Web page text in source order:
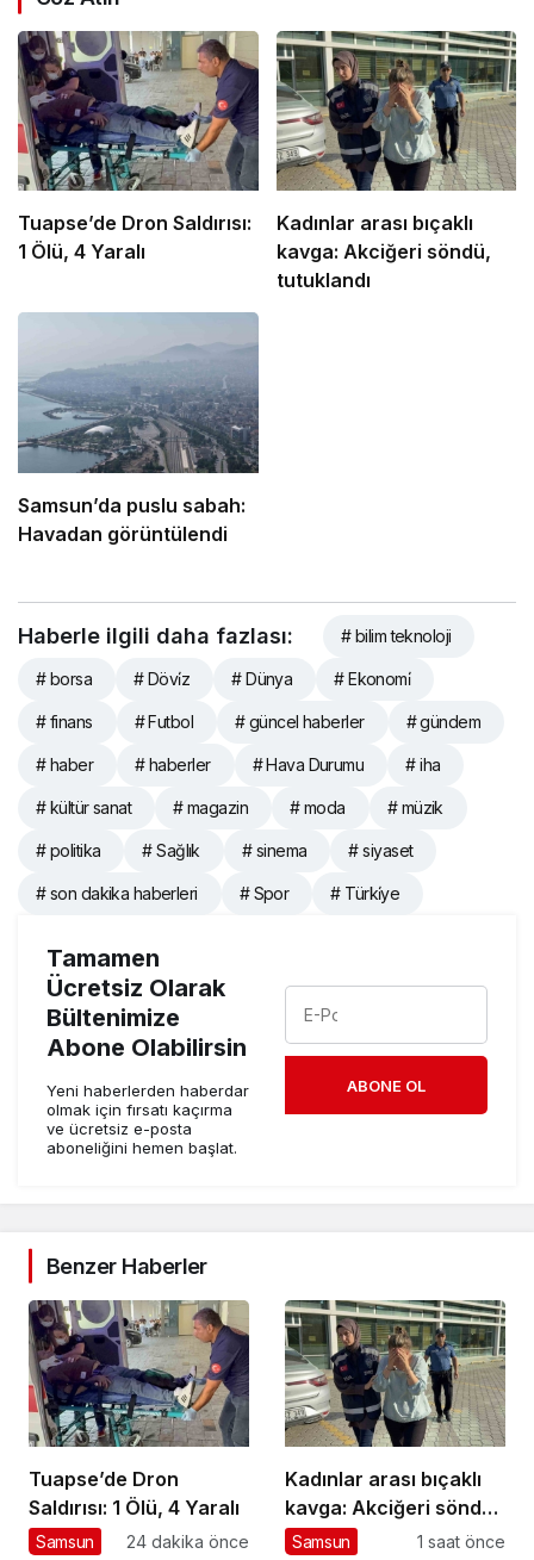
Tuapse’de Dron Saldırısı:
1 Ölü, 4 Yaralı
Kadınlar arası bıçaklı
kavga: Akciğeri söndü,
tutuklandı
Samsun’da puslu sabah:
Havadan görüntülendi
Haberle ilgili daha fazlası: # bilim teknoloji
# borsa # Dövi̇z # Dünya # Ekonomi̇
# finans # Futbol # güncel haberler # gündem
# haber # haberler # Hava Durumu # iha
# kültür sanat # magazin # moda # müzik
# politika # Sağlık # sinema # siyaset
# son dakika haberleri # Spor # Türki̇ye
Tamamen
Ücretsiz Olarak
Bültenimize
Abone Olabilirsin
Yeni haberlerden haberdar
olmak için fırsatı kaçırma
ve ücretsiz e-posta
aboneliğini hemen başlat.
ABONE OL
Benzer Haberler
Tuapse’de Dron
Saldırısı: 1 Ölü, 4 Yaralı
Samsun 24 dakika önce
Kadınlar arası bıçaklı
kavga: Akciğeri söndü,
tutuklandı
Samsun 1 saat önce